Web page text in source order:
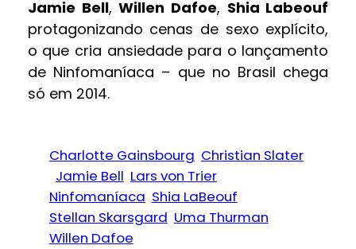
Jamie Bell,Willen Dafoe, Shia Labeouf
protagonizando cenas de sexo explícito,
o que cria ansiedade para o lançamento
de Ninfomaníaca – que no Brasil chega
só em 2014.
Charlotte Gainsbourg Christian Slater
Jamie Bell Lars von Trier
Ninfomaníaca Shia LaBeouf
Stellan Skarsgard Uma Thurman
Willen Dafoe